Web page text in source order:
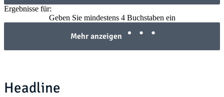
Ergebnisse für:
Geben Sie mindestens 4 Buchstaben ein
Mehr anzeigen
Headline